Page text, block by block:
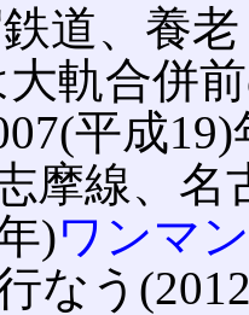
道、養
軌合併
平成19)
摩線、
)ワンマン
なう